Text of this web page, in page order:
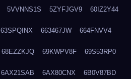
5VVNNS1S 5ZYFJGV9 60IZ2Y44
63SPQINX 663467JW 664FNVV4
68EZZKJQ 69KWPV8F 69S53RP0
6AX21SAB 6AX80CNX 6B0V87BD